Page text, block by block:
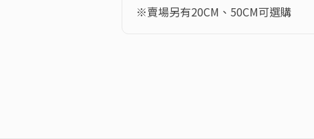
※賣場另有20CM、50CM可選購